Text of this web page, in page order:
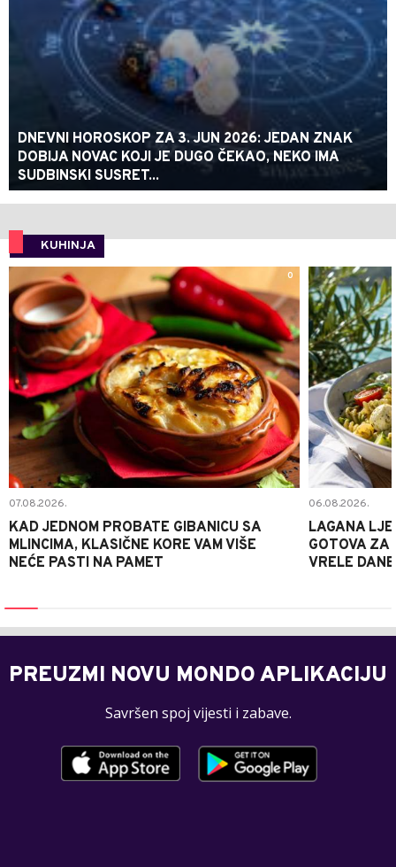
DNEVNI HOROSKOP ZA 3. JUN 2026: JEDAN ZNAK
DOBIJA NOVAC KOJI JE DUGO ČEKAO, NEKO IMA
SUDBINSKI SUSRET...
KUHINJA
0
07.08.2026.
KAD JEDNOM PROBATE GIBANICU SA
MLINCIMA, KLASIČNE KORE VAM VIŠE
NEĆE PASTI NA PAMET
06.08.2026.
LAGANA
GOTOVA ZA
VRELE DANE
PREUZMI NOVU MONDO APLIKACIJU
Savršen spoj vijesti i zabave.